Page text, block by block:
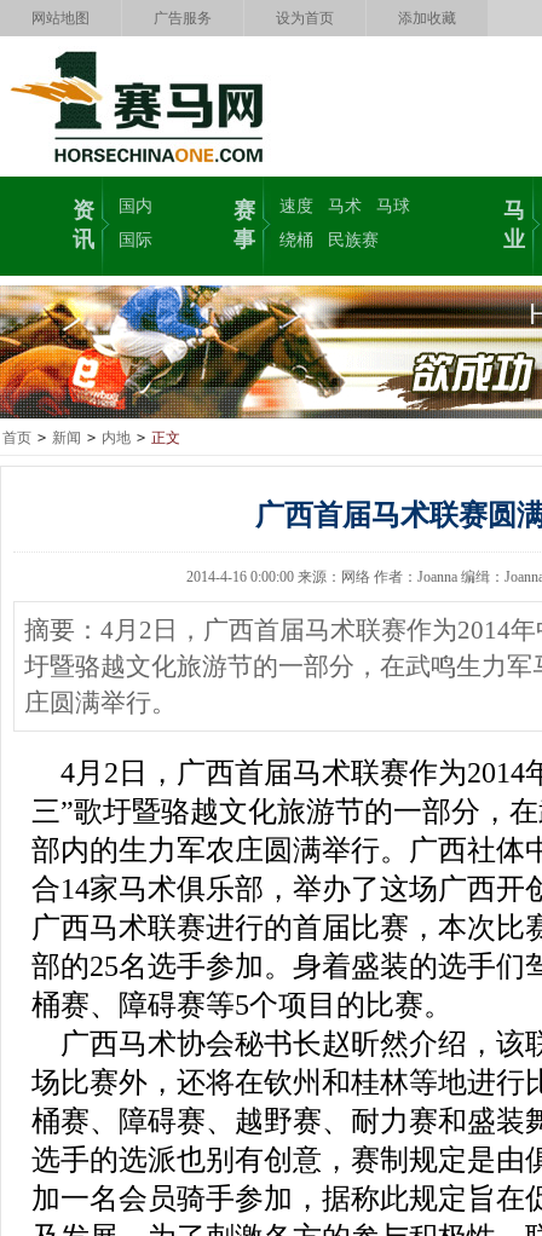
网站地图 广告服务 设为首页 添加收藏
资
讯
国内
国际
赛
事
速度 马术
马球
绕桶
民族赛
马
业
首页 > 新闻 > 内地 > 正文
广西首届马术联赛圆
2014-4-16 0:00:00 来源：网络 作者：Joanna 编缉：
摘要：4月2日，广西首届马术联赛作为2014年
圩暨骆越文化旅游节的一部分，在武鸣生力
庄圆满举行。
4月2日，广西首届马术联赛作为2014
三”歌圩暨骆越文化旅游节的一部分，
部内的生力军农庄圆满举行。广西社体
合14家马术俱乐部，举办了这场广西开
广西马术联赛进行的首届比赛，本次比
部的25名选手参加。身着盛装的选手们
桶赛、障碍赛等5个项目的比赛。
广西马术协会秘书长赵昕然介绍，该
场比赛外，还将在钦州和桂林等地进行
桶赛、障碍赛、越野赛、耐力赛和盛装
选手的选派也别有创意，赛制规定是由
加一名会员骑手参加，据称此规定旨在